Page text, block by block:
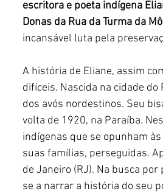
escritora e poeta indígena
Donas da Rua da Turma da
incansável luta pela
A história de Eliane, assim
difíceis. Nascida na cidade
dos avós nordestinos. Seu
volta de 1920, na Paraíba.
indígenas que se opunham
suas famílias, perseguidas.
de Janeiro (RJ). Na busca
se a narrar a história do seu